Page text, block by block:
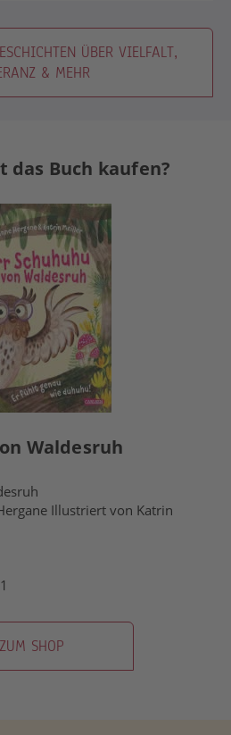
ÜBER VIELFALT,
& MEHR
das Buch kaufen?
Waldesruh
Illustriert von Katrin
ZUM SHOP